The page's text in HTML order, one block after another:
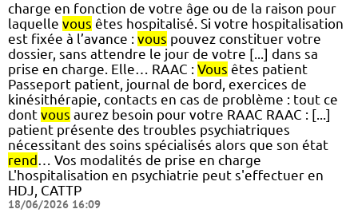
charge en fonction de votre âge ou de la raison pour
laquelle vous êtes hospitalisé. Si votre hospitalisation
est fixée à l’avance : vous pouvez constituer votre
dossier, sans attendre le jour de votre [...] dans sa
prise en charge. Elle… RAAC : Vous êtes patient
Passeport patient, journal de bord, exercices de
kinésithérapie, contacts en cas de problème : tout ce
dont vous aurez besoin pour votre RAAC RAAC : [...]
patient présente des troubles psychiatriques
nécessitant des soins spécialisés alors que son état
rend… Vos modalités de prise en charge
L'hospitalisation en psychiatrie peut s'effectuer en
HDJ, CATTP
18/06/2026 16:09